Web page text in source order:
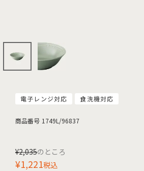
電子レンジ対応 食洗機対応
商品番号 1749L/96837
¥2,035のところ
¥1,221税込